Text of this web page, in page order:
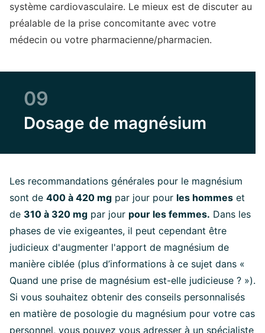
système cardiovasculaire. Le mieux est de discuter au
préalable de la prise concomitante avec votre
médecin ou votre pharmacienne/pharmacien.
09
Dosage de magnésium
Les recommandations générales pour le magnésium
sont de 400 à 420 mg par jour pour les hommes et
de 310 à 320 mg par jour pour les femmes. Dans les
phases de vie exigeantes, il peut cependant être
judicieux d'augmenter l'apport de magnésium de
manière ciblée (plus d’informations à ce sujet dans «
Quand une prise de magnésium est-elle judicieuse ? »).
Si vous souhaitez obtenir des conseils personnalisés
en matière de posologie du magnésium pour votre cas
personnel, vous pouvez vous adresser à un spécialiste